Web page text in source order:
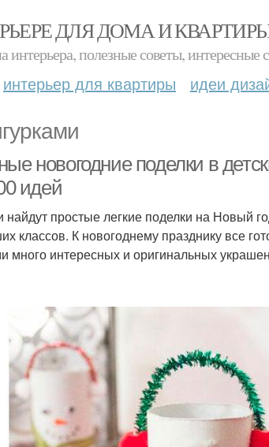
ДЛЯ ДОМА И
полезные советы, интересные
интерьер для квартиры идеи
новогодние поделки в
идей
найдут простые легкие поделки на Новый
классов. К новогоднему празднику все
много интересных и оригинальных